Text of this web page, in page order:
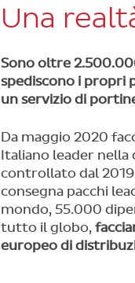
Una
Sono oltre
spediscono i propri
un servizio di
Da maggio 2020
Italiano leader
controllato dal
consegna pacchi
mondo, 55.000
tutto il globo,
europeo di